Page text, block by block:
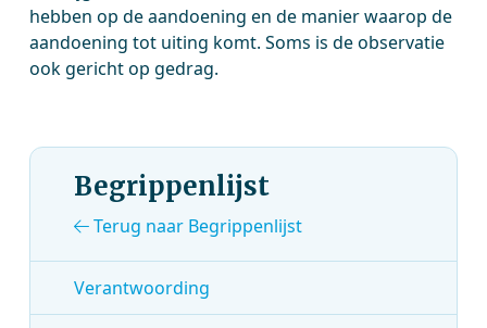
hebben op de aandoening en de manier waarop de
aandoening tot uiting komt. Soms is de observatie
ook gericht op gedrag.
Begrippenlijst
Terug naar Begrippenlijst
Verantwoording